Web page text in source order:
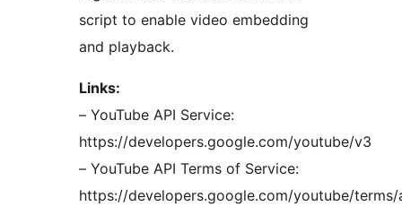
script to enable video embedding
and playback.
Links:
– YouTube API Service:
https://developers.google.com/youtube/v3
– YouTube API Terms of Service:
https://developers.google.com/youtube/